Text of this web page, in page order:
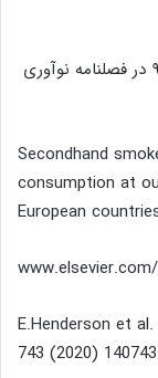
۲-نویسنده:اکرم حافظی تاریخ چاپ مقاله: پاییز ۹۱ در فصلنامه نوآوری
Secondhand
consumption at
European
E.Henderson et
743 (2020) 140743